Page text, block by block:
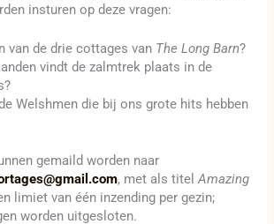
insturen op deze vragen:
van de drie cottages van The Long Barn?
vindt de zalmtrek plaats in de
Welshmen die bij ons grote hits hebben
gemaild worden naar
, met als titelAmazing
limiet van één inzending per gezin;
worden uitgesloten.